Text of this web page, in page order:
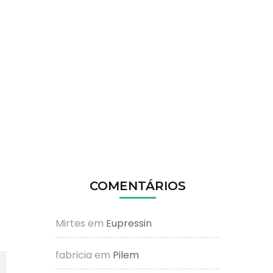
COMENTÁRIOS
Mirtes em Eupressin
fabricia em Pilem